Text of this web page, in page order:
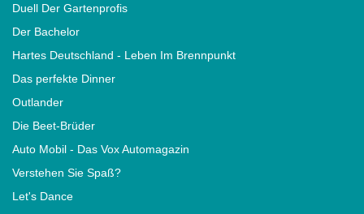
Duell Der Gartenprofis
Der Bachelor
Hartes Deutschland - Leben Im Brennpunkt
Das perfekte Dinner
Outlander
Die Beet-Brüder
Auto Mobil - Das Vox Automagazin
Verstehen Sie Spaß?
Let's Dance